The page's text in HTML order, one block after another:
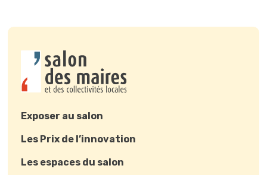
Exposer au salon
Les Prix de l’innovation
Les espaces du salon